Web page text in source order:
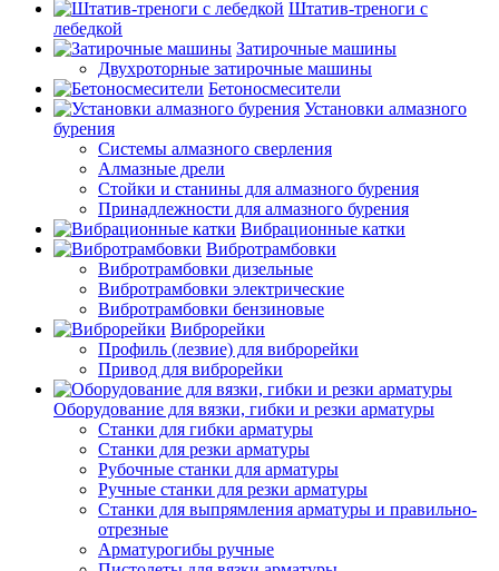
Штатив-треноги с
лебедкой
Затирочные машины
Двухроторные затирочные машины
Бетоносмесители
Установки алмазного
бурения
Системы алмазного сверления
Алмазные дрели
Стойки и станины для алмазного бурения
Принадлежности для алмазного бурения
Вибрационные катки
Вибротрамбовки
Вибротрамбовки дизельные
Вибротрамбовки электрические
Вибротрамбовки бензиновые
Виброрейки
Профиль (лезвие) для виброрейки
Привод для виброрейки
Оборудование для вязки, гибки и резки арматуры
Станки для гибки арматуры
Станки для резки арматуры
Рубочные станки для арматуры
Ручные станки для резки арматуры
Станки для выпрямления арматуры и правильно-
отрезные
Арматурогибы ручные